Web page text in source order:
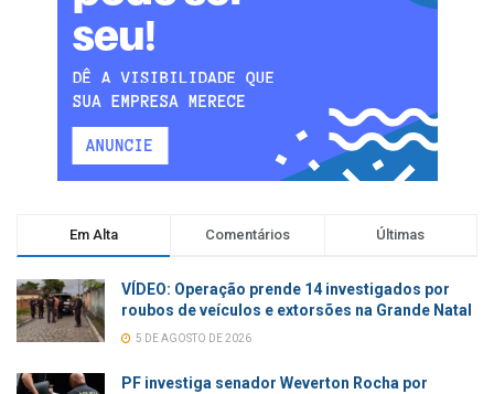
Em Alta Comentários Últimas
VÍDEO: Operação prende 14 investigados por
roubos de veículos e extorsões na Grande Natal
5 DE AGOSTO DE 2026
PF investiga senador Weverton Rocha por